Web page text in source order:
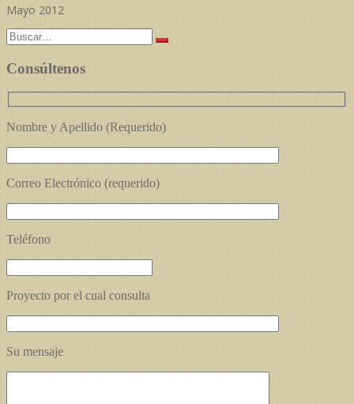
Mayo 2012
Buscar:
Consúltenos
Nombre y Apellido (Requerido)
Correo Electrónico (requerido)
Teléfono
Proyecto por el cual consulta
Su mensaje